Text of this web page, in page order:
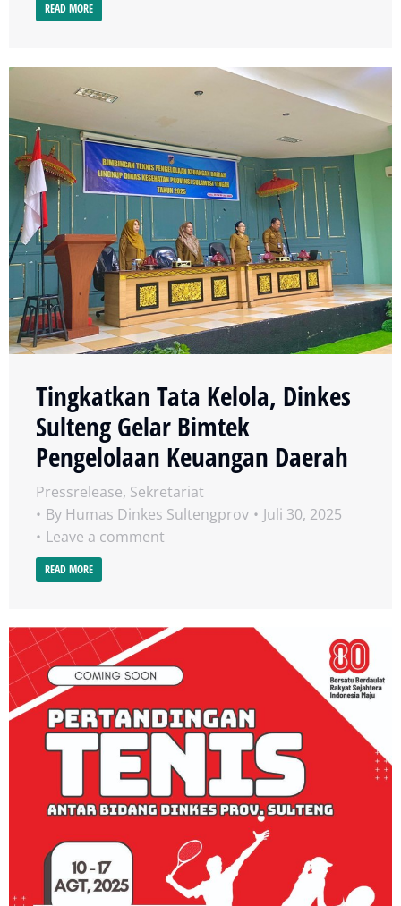
READ MORE
Tingkatkan Tata Kelola, Dinkes
Sulteng Gelar Bimtek
Pengelolaan Keuangan Daerah
Pressrelease, Sekretariat
By Humas Dinkes Sultengprov
Juli 30, 2025
Leave a comment
READ MORE